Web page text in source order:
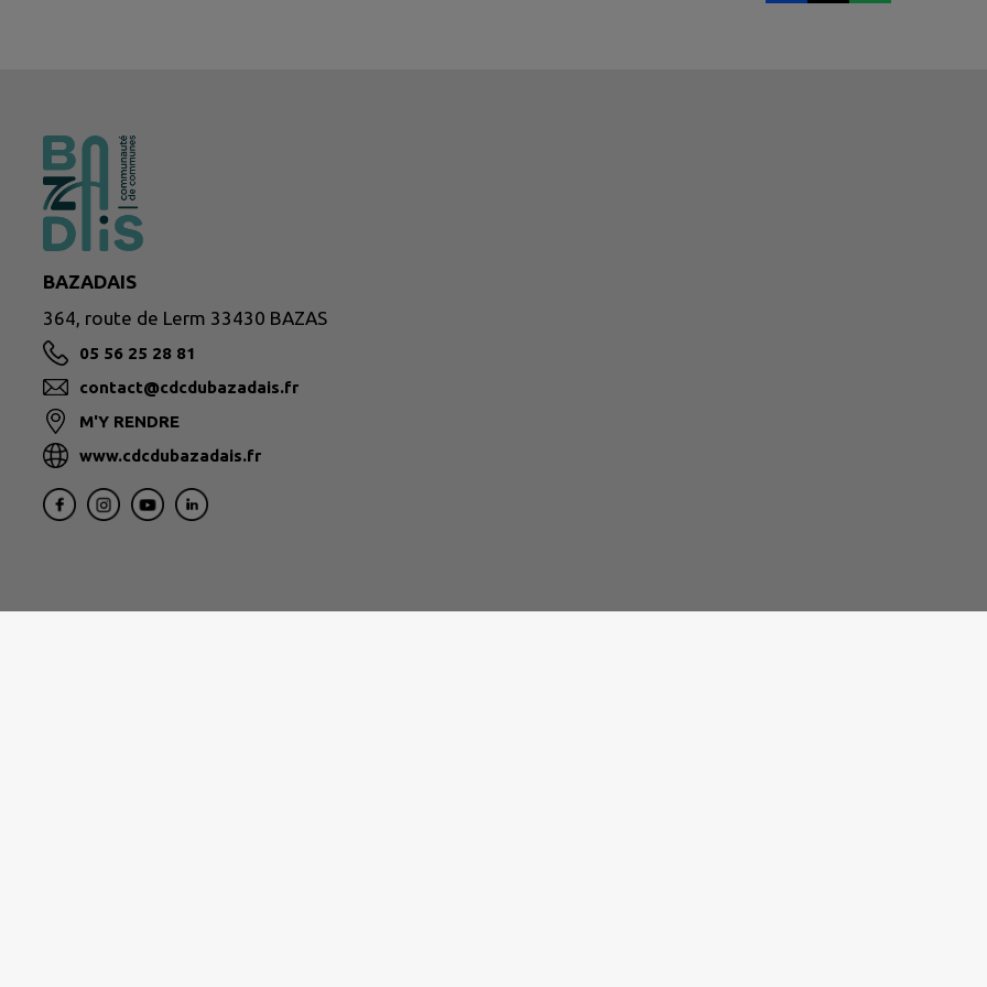
BAZADAIS
364, route de Lerm 33430 BAZAS
05 56 25 28 81
contact@cdcdubazadais.fr
M'Y RENDRE
www.cdcdubazadais.fr